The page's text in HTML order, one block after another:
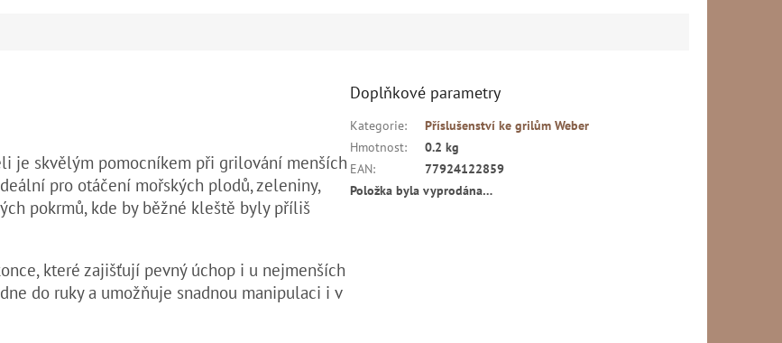
je skvělým pomocníkem při grilování menších
pro otáčení mořských plodů, zeleniny,
pokrmů, kde by běžné kleště byly příliš
které zajišťují pevný úchop i u nejmenších
do ruky a umožňuje snadnou manipulaci i v
Doplňkové parametry
Kategorie:
Příslušenství ke grilům Weber
Hmotnost:
0.2 kg
EAN:
77924122859
Položka byla vyprodána…